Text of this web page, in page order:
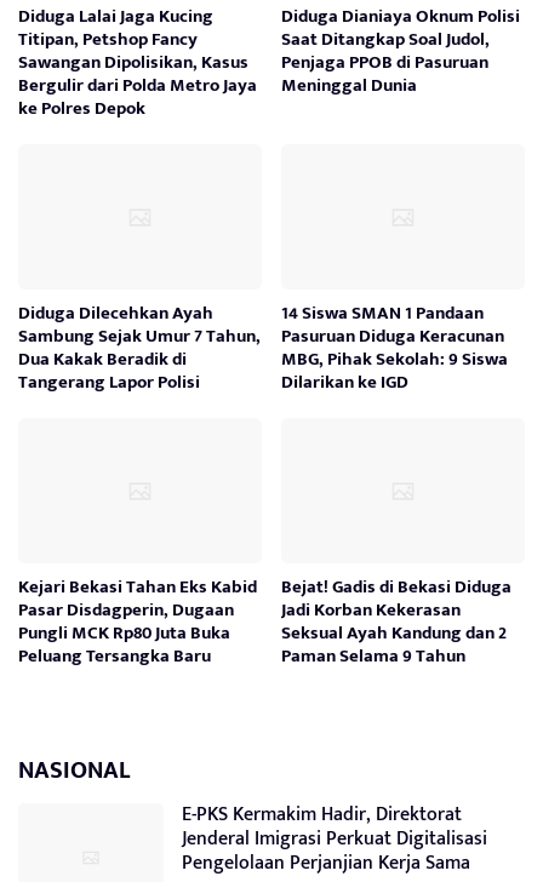
Diduga Lalai Jaga Kucing
Titipan, Petshop Fancy
Sawangan Dipolisikan, Kasus
Bergulir dari Polda Metro Jaya
ke Polres Depok
Diduga Dianiaya Oknum Polisi
Saat Ditangkap Soal Judol,
Penjaga PPOB di Pasuruan
Meninggal Dunia
Diduga Dilecehkan Ayah
Sambung Sejak Umur 7 Tahun,
Dua Kakak Beradik di
Tangerang Lapor Polisi
14 Siswa SMAN 1 Pandaan
Pasuruan Diduga Keracunan
MBG, Pihak Sekolah: 9 Siswa
Dilarikan ke IGD
Kejari Bekasi Tahan Eks Kabid
Pasar Disdagperin, Dugaan
Pungli MCK Rp80 Juta Buka
Peluang Tersangka Baru
Bejat! Gadis di Bekasi Diduga
Jadi Korban Kekerasan
Seksual Ayah Kandung dan 2
Paman Selama 9 Tahun
NASIONAL
E-PKS Kermakim Hadir, Direktorat
Jenderal Imigrasi Perkuat Digitalisasi
Pengelolaan Perjanjian Kerja Sama